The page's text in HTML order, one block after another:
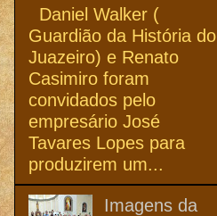
Daniel Walker (
Guardião da História do
Juazeiro) e Renato
Casimiro foram
convidados pelo
empresário José
Tavares Lopes para
produzirem um...
Imagens da